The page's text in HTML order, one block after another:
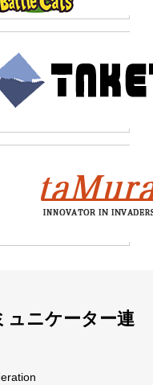
ュニケーター連